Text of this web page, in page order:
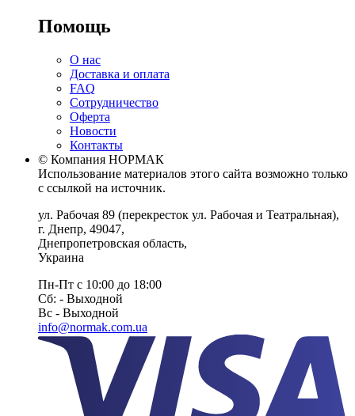
Помощь
О нас
Доставка и оплата
FAQ
Сотрудничество
Оферта
Новости
Контакты
© Компания НОРМАК
Использование материалов этого сайта возможно только
с ссылкой на источник.
ул. Рабочая 89 (перекресток ул. Рабочая и Театральная),
г. Днепр, 49047,
Днепропетровская область,
Украина
Пн-Пт с 10:00 до 18:00
Сб: - Выходной
Вс - Выходной
info@normak.com.ua